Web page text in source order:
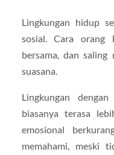
Lingkungan hidup
sosial. Cara orang
bersama, dan
suasana.
Lingkungan
biasanya terasa
emosional
memahami, meski